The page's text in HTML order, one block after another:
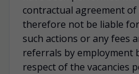
contractual agreement of
therefore not be liable
such actions or any fees
referrals by employment
respect of the vacancies